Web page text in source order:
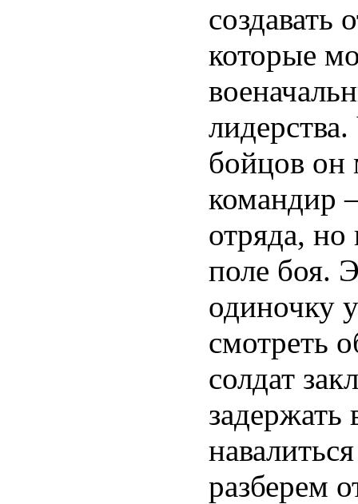
создавать
которые
бойцов он
командир
отряда,
поле боя.
одиночку
смотреть
солдат
задержать
разберем